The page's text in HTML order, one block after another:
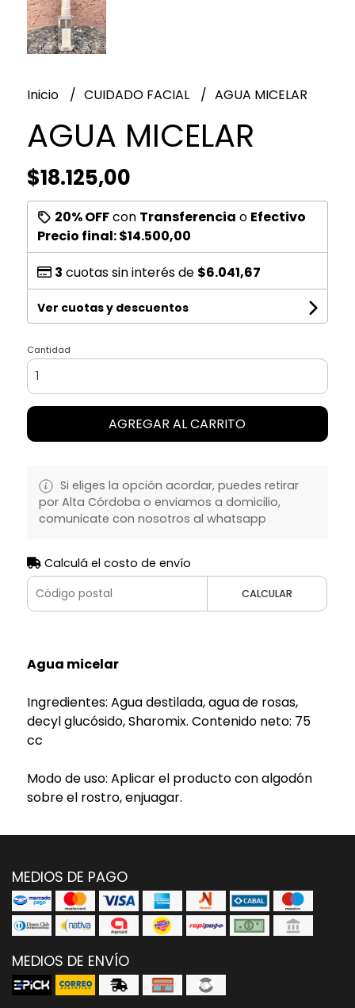
Inicio CUIDADO FACIAL AGUA MICELAR
AGUA MICELAR
$18.125,00
20% OFFcon Transferencia o Efectivo
Precio final:$14.500,00
3 cuotas sin interés de $6.041,67
Ver cuotas y descuentos
Cantidad
AGREGAR AL CARRITO
Si eliges la opción acordar, puedes retirar
por Alta Córdoba o enviamos a domicilio,
comunicate con nosotros al whatsapp
Calculá el costo de envío
CALCULAR
Agua micelar
Ingredientes: Agua destilada, agua de rosas,
decyl glucósido, Sharomix. Contenido neto: 75
cc
Modo de uso: Aplicar el producto con algodón
sobre el rostro, enjuagar.
MEDIOS DE PAGO
MEDIOS DE ENVÍO